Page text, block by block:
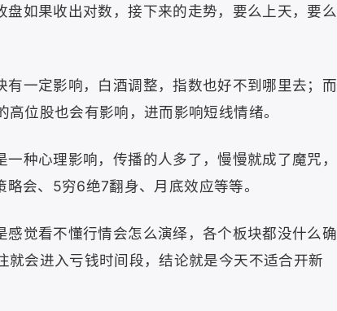
如果收出对数，接下来的走势，要么上天，要么
一定影响，白酒调整，指数也好不到哪里去；而
位股也会有影响，进而影响短线情绪。
种心理影响，传播的人多了，慢慢就成了魔咒，
会、5穷6绝7翻身、月底效应等等。
觉看不懂行情会怎么演绎，各个板块都没什么确
会进入亏钱时间段，结论就是今天不适合开新